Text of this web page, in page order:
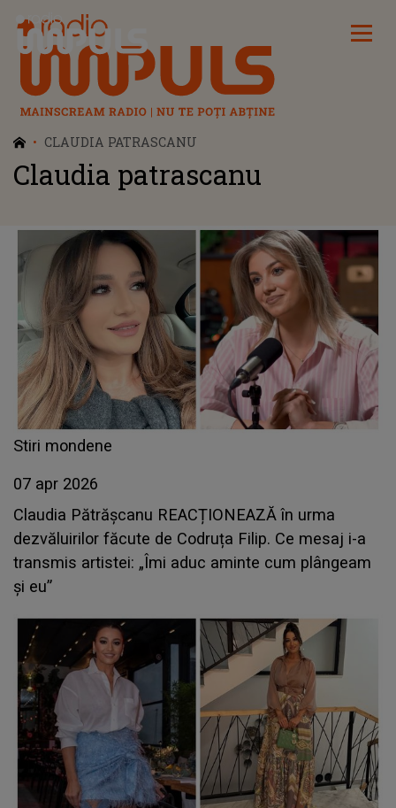
Radio Impuls
CLAUDIA PATRASCANU
Claudia patrascanu
Stiri mondene
07 apr 2026
Claudia Pătrășcanu REACȚIONEAZĂ în urma
dezvăluirilor făcute de Codruța Filip. Ce mesaj i-a
transmis artistei: „Îmi aduc aminte cum plângeam
și eu”